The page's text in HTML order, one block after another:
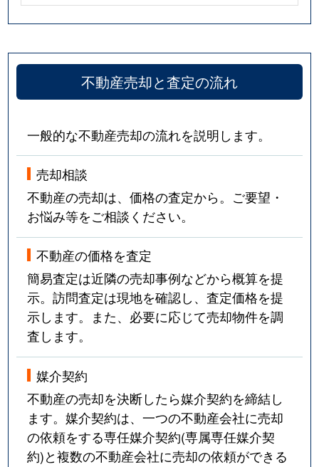
不動産売却と査定の流れ
一般的な不動産売却の流れを説明します。
売却相談
不動産の売却は、価格の査定から。ご要望・
お悩み等をご相談ください。
不動産の価格を査定
簡易査定は近隣の売却事例などから概算を提
示。訪問査定は現地を確認し、査定価格を提
示します。また、必要に応じて売却物件を調
査します。
媒介契約
不動産の売却を決断したら媒介契約を締結し
ます。媒介契約は、一つの不動産会社に売却
の依頼をする専任媒介契約(専属専任媒介契
約)と複数の不動産会社に売却の依頼ができる